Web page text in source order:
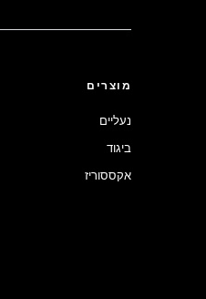
מוצרים
נעליים
ביגוד
אקססוריז